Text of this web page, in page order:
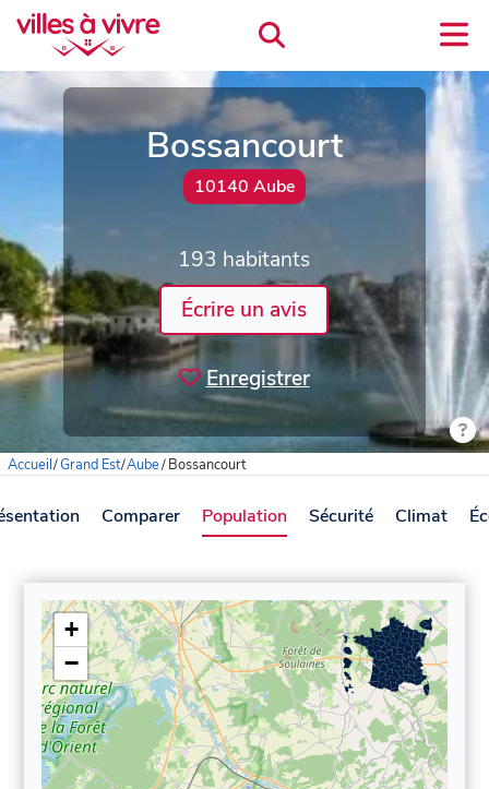
Bossancourt
10140 Aube
193 habitants
Écrire un avis
Enregistrer
Accueil/Grand Est/Aube/Bossancourt
Comparer Population Sécurité Climat
+
−